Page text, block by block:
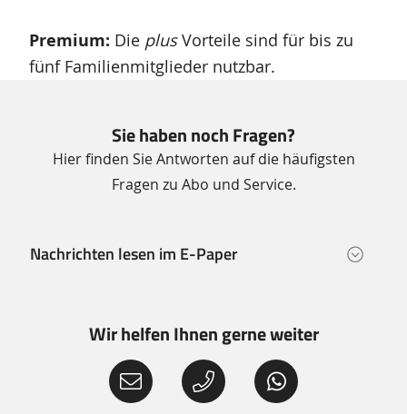
Premium: Die plusVorteile sind für bis zu
fünf Familienmitglieder nutzbar.
Sie haben noch Fragen?
Hier finden Sie Antworten auf die häufigsten
Fragen zu Abo und Service.
Nachrichten lesen im E-Paper
Wir helfen Ihnen gerne weiter